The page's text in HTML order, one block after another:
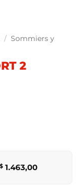
/ Sommiers y
2
$ 1.463,00